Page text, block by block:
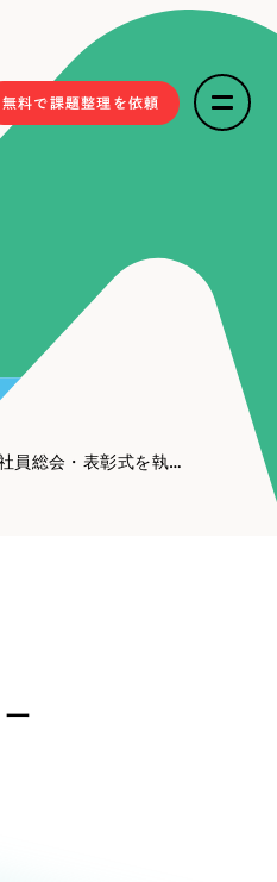
採用の仕組み作り支
サービス
人材紹介（岐阜・愛
ル
無料で課題整理を依頼
式を執り行いました。／リーピー・牧